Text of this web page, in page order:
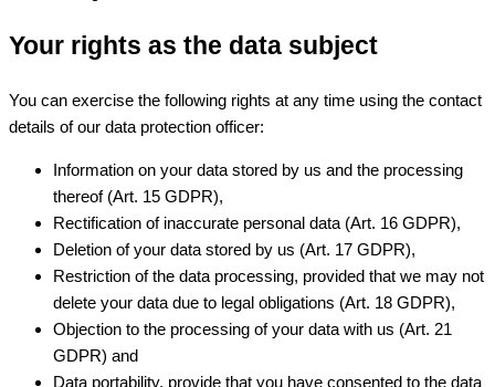
Your rights as the data subject
You can exercise the following rights at any time using the contact
details of our data protection officer:
Information on your data stored by us and the processing
thereof (Art. 15 GDPR),
Rectification of inaccurate personal data (Art. 16 GDPR),
Deletion of your data stored by us (Art. 17 GDPR),
Restriction of the data processing, provided that we may not
delete your data due to legal obligations (Art. 18 GDPR),
Objection to the processing of your data with us (Art. 21
GDPR) and
Data portability, provide that you have consented to the data